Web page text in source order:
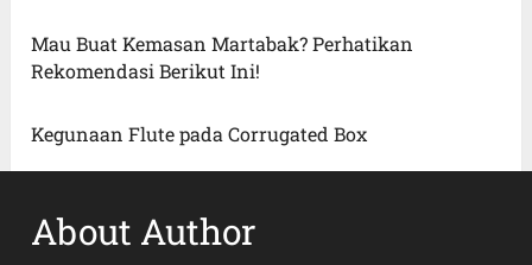
Mau Buat Kemasan Martabak? Perhatikan
Rekomendasi Berikut Ini!
Kegunaan Flute pada Corrugated Box
About Author